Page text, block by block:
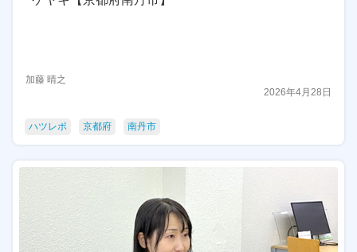
加藤 晴之
2026年4月28日
ハツレポ 京都府 南丹市